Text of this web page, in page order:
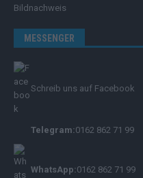
Bildnachweis
MESSENGER
Schreib uns auf Facebook
Telegram:0162 862 71 99
WhatsApp:0162 862 71 99